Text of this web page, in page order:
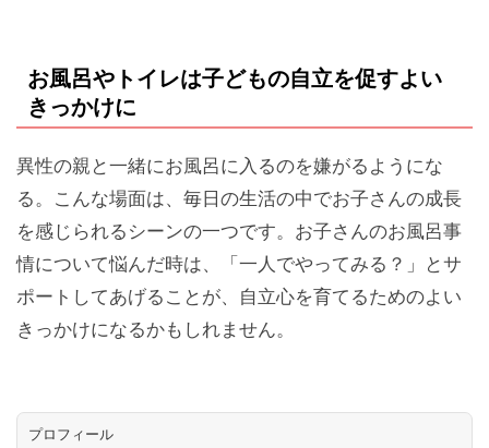
お風呂やトイレは子どもの自立を促すよい
きっかけに
異性の親と一緒にお風呂に入るのを嫌がるようにな
る。こんな場面は、毎日の生活の中でお子さんの成長
を感じられるシーンの一つです。お子さんのお風呂事
情について悩んだ時は、「一人でやってみる？」とサ
ポートしてあげることが、自立心を育てるためのよい
きっかけになるかもしれません。
プロフィール